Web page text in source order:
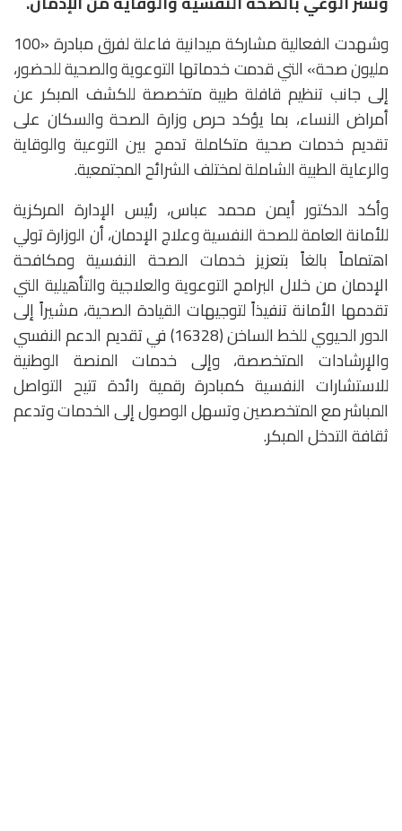
وشهدت الفعالية مشاركة ميدانية فاعلة لفرق مبادرة «100
مليون صحة» التي قدمت خدماتها التوعوية والصحية للحضور،
إلى جانب تنظيم قافلة طبية متخصصة للكشف المبكر عن
أمراض النساء، بما يؤكد حرص وزارة الصحة والسكان على
تقديم خدمات صحية متكاملة تدمج بين التوعية والوقاية
والرعاية الطبية الشاملة لمختلف الشرائح المجتمعية.
وأكد الدكتور أيمن محمد عباس، رئيس الإدارة المركزية
للأمانة العامة للصحة النفسية وعلاج الإدمان، أن الوزارة تولي
اهتماماً بالغاً بتعزيز خدمات الصحة النفسية ومكافحة
الإدمان من خلال البرامج التوعوية والعلاجية والتأهيلية التي
تقدمها الأمانة تنفيذاً لتوجيهات القيادة الصحية، مشيراً إلى
الدور الحيوي للخط الساخن (16328) في تقديم الدعم النفسي
والإرشادات المتخصصة، وإلى خدمات المنصة الوطنية
للاستشارات النفسية كمبادرة رقمية رائدة تتيح التواصل
المباشر مع المتخصصين وتسهل الوصول إلى الخدمات وتدعم
ثقافة التدخل المبكر.